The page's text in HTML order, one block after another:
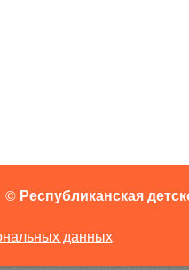
© Республиканская
данных